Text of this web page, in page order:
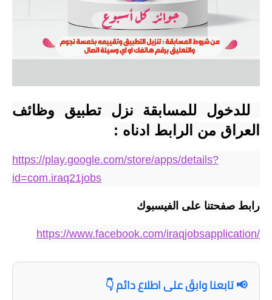
المرحلة المتوسطة
المرحلة الاعدادية
المرحلة المتوسطة
المرحلة المتوسطة
المرحلة الاعدادية
مواضيع انشاء
العراق من الرابط ادناه :
https://play.google.com/store/apps/details?
id=com.iraq21jobs
رابط صفحتنا على الفيسبوك
https://www.facebook.com/iraqjobsapplication/
📢 تابعنا وابقَ على اطلاع دائم 👇